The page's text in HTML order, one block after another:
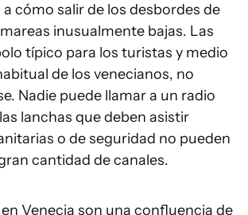
cómo salir de los desbordes de
inusualmente bajas. Las
típico para los turistas y medio
de los venecianos, no
Nadie puede llamar a un radio
lanchas que deben asistir
o de seguridad no pueden
cantidad de canales.
Venecia son una confluencia de